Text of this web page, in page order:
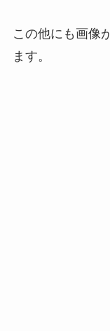
この他にも画像
ます。